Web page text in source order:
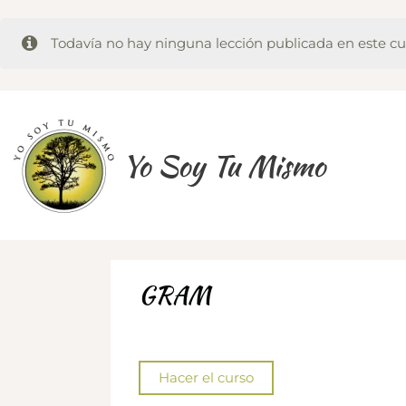
Todavía no hay ninguna lección publicada en este
contenido
Yo Soy Tu Mismo
GRAM
Hacer el curso